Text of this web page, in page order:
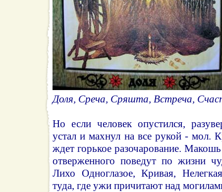
Доля, Среча, Сряшта, Встреча,
Но если человек опустился,
устал и махнул на все рукой - мол.
ждет горькое разочарование.
отверженного поведут по жизни
Лихо Одноглазое, Кривая,
туда, где ужи причитают над